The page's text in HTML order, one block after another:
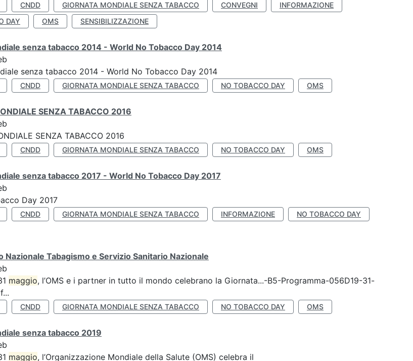
CNDD GIORNATA MONDIALE SENZA TABACCO CONVEGNI
INFORMAZIONE
DAY
OMS SENSIBILIZZAZIONE
senza tabacco 2014 - World No Tobacco Day 2014
senza tabacco 2014 - World No Tobacco Day 2014
CNDD GIORNATA MONDIALE SENZA TABACCO NO TOBACCO DAY OMS
SENZA TABACCO 2016
SENZA TABACCO 2016
CNDD GIORNATA MONDIALE SENZA TABACCO NO TOBACCO DAY OMS
senza tabacco 2017 - World No Tobacco Day 2017
Day 2017
CNDD GIORNATA MONDIALE SENZA TABACCO INFORMAZIONE
NO TOBACCO DAY
Nazionale Tabagismo e Servizio Sanitario Nazionale
maggio, l’OMS e i partner in tutto il mondo celebrano la Giornata...-B5-Programma-056D19-31-
CNDD GIORNATA MONDIALE SENZA TABACCO NO TOBACCO DAY OMS
senza tabacco 2019
maggio, l’Organizzazione Mondiale della Salute (OMS) celebra il